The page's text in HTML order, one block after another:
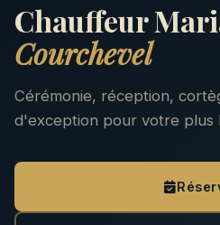
Chauffeur
Courchevel
Cérémonie, réception,
d'exception pour votre plus